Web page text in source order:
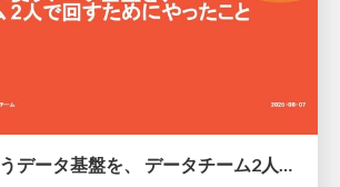
社内の7割が使うデータ基盤を、 データチーム2人で回すためにやったこと